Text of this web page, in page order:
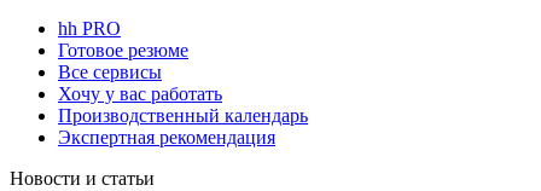
hh PRO
Готовое резюме
Все сервисы
Хочу у вас работать
Производственный календарь
Экспертная рекомендация
Новости и статьи